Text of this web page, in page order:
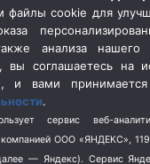
(3)
(3)
Украине
(404)
файлы cookie для
анализа нашего
вы соглашаетесь на
и вами
.
сервис веб-
ООО «ЯНДЕКС»,
— Яндекс). Сервис